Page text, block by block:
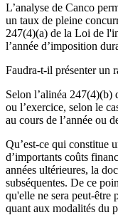
L’analyse de Canco
un taux de pleine
247(4)(a) de la Loi de
l’année d’imposition
Faudra-t-il présenter un
Selon l’alinéa 247(4)(b)
ou l’exercice, selon le
au cours de l’année ou
Qu’est-ce qui constitue
d’importants coûts
années ultérieures, la
subséquentes. De ce
qu'elle ne sera peut-être
quant aux modalités du